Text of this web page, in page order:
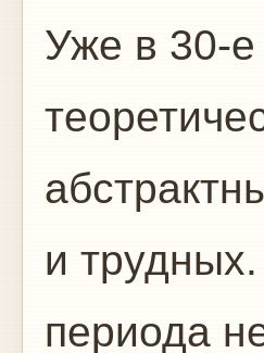
Уже в 30-е
и
периода